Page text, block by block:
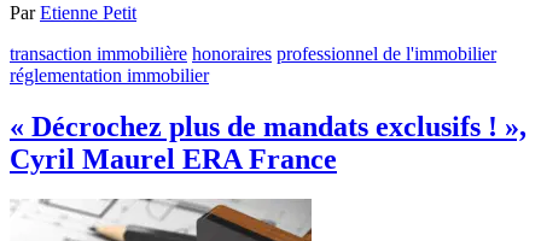
ParEtienne Petit
transaction immobilière honoraires professionnel de l'immobilier
réglementation immobilier
« Décrochez plus de mandats exclusifs ! »,
Cyril Maurel ERA France